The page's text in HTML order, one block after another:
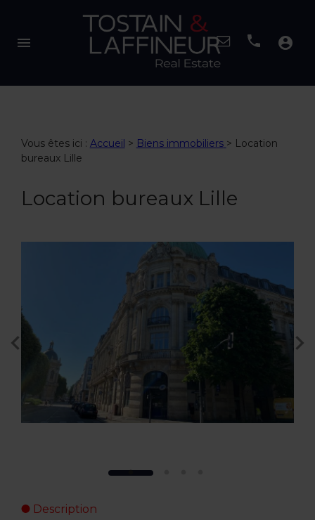
menu account_circle
Vous êtes ici : Accueil > Biens immobiliers > Location
bureaux Lille
Location bureaux Lille
Description